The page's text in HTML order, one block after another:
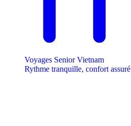
Voyages Senior Vietnam
Rythme tranquille, confort assuré